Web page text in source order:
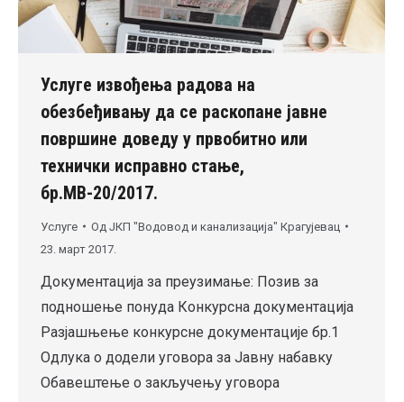
Услуге извођења радова на
обезбеђивању да се раскопане јавне
површине доведу у првобитно или
технички исправно стање,
бр.MВ-20/2017.
Услуге Од ЈКП "Водовод и канализација" Крагујевац
23. март 2017.
Документација за преузимање: Позив за
подношење понуда Конкурсна документација
Разјашњење конкурсне документације бр.1
Одлука о додели уговора за Јавну набавку
Обавештење о закључењу уговора